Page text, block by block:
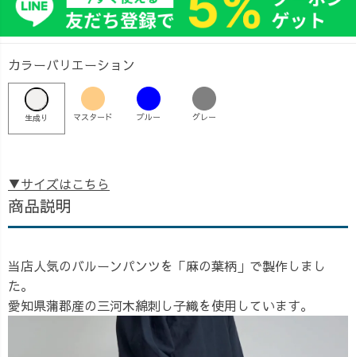
カラーバリエーション
生成り マスタード ブルー グレー
▼サイズはこちら
商品説明
当店人気のバルーンパンツを「麻の葉柄」で製作しまし
た。
愛知県蒲郡産の三河木綿刺し子織を使用しています。